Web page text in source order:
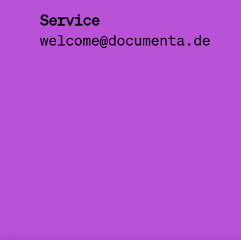
Service
welcome@documenta.de